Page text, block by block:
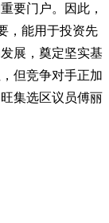
要门户。因此，
，能用于投资先
展，奠定坚实基
但竞争对手正加
集选区议员傅丽